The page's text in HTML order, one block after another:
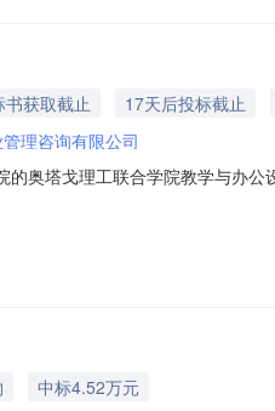
书获取截止 17天后投标截止
理咨询有限公司
奥塔戈理工联合学院教学与办
平台获取采购文件，并于2026
中标4.52万元